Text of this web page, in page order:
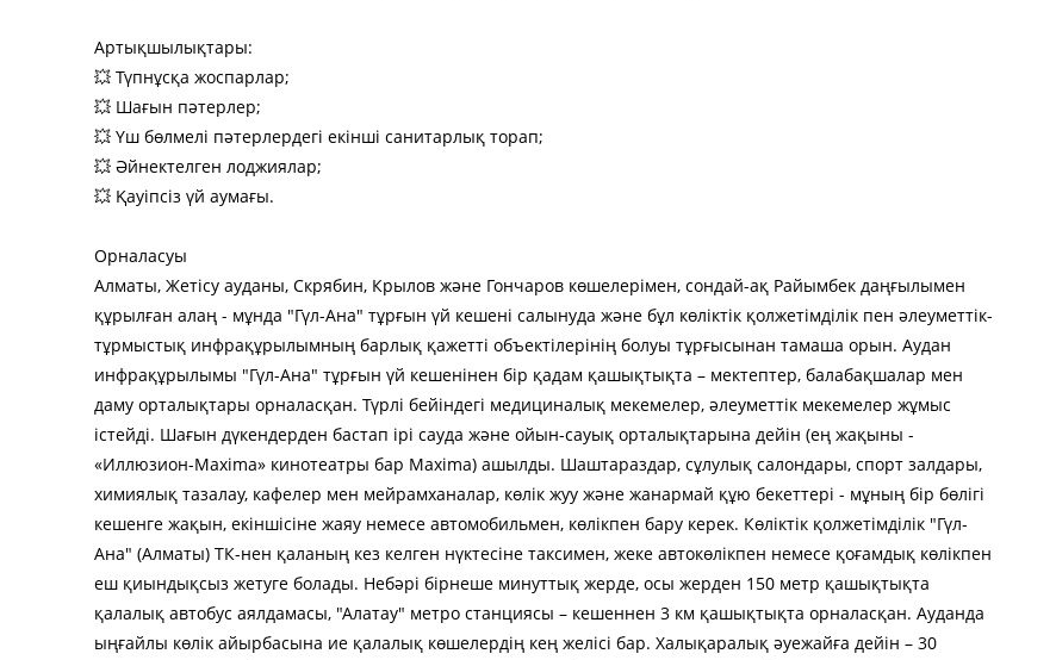
Артықшылықтары:
💥 Түпнұсқа жоспарлар;
💥 Шағын пәтерлер;
💥 Үш бөлмелі пәтерлердегі екінші санитарлық торап;
💥 Әйнектелген лоджиялар;
💥 Қауіпсіз үй аумағы.
Орналасуы
Алматы, Жетісу ауданы, Скрябин, Крылов және Гончаров көшелерімен, сондай-ақ Райымбек даңғылымен
құрылған алаң - мұнда "Гүл-Ана" тұрғын үй кешені салынуда және бұл көліктік қолжетімділік пен әлеуметтік-
тұрмыстық инфрақұрылымның барлық қажетті объектілерінің болуы тұрғысынан тамаша орын. Аудан
инфрақұрылымы "Гүл-Ана" тұрғын үй кешенінен бір қадам қашықтықта – мектептер, балабақшалар мен
даму орталықтары орналасқан. Түрлі бейіндегі медициналық мекемелер, әлеуметтік мекемелер жұмыс
істейді. Шағын дүкендерден бастап ірі сауда және ойын-сауық орталықтарына дейін (ең жақыны -
«Иллюзион-Maxima» кинотеатры бар Maxima) ашылды. Шаштараздар, сұлулық салондары, спорт залдары,
химиялық тазалау, кафелер мен мейрамханалар, көлік жуу және жанармай құю бекеттері - мұның бір бөлігі
кешенге жақын, екіншісіне жаяу немесе автомобильмен, көлікпен бару керек. Көліктік қолжетімділік "Гүл-
Ана" (Алматы) ТК-нен қаланың кез келген нүктесіне таксимен, жеке автокөлікпен немесе қоғамдық көлікпен
еш қиындықсыз жетуге болады. Небәрі бірнеше минуттық жерде, осы жерден 150 метр қашықтықта
қалалық автобус аялдамасы, "Алатау" метро станциясы – кешеннен 3 км қашықтықта орналасқан. Ауданда
ыңғайлы көлік айырбасына ие қалалық көшелердің кең желісі бар. Халықаралық әуежайға дейін – 30